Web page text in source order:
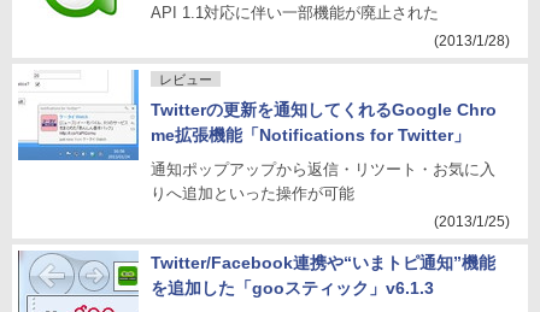
API 1.1対応に伴い一部機能が廃止された
(2013/1/28)
レビュー
Twitterの更新を通知してくれるGoogle Chro
me拡張機能「Notifications for Twitter」
通知ポップアップから返信・リツート・お気に入
りへ追加といった操作が可能
(2013/1/25)
Twitter/Facebook連携や“いまトピ通知”機能
を追加した「gooスティック」v6.1.3